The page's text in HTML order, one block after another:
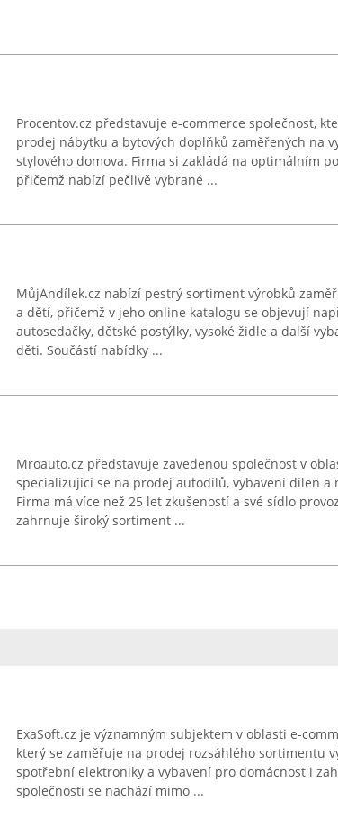
Procentov.cz představuje e-commerce společnost,
prodej nábytku a bytových doplňků zaměřených na
stylového domova. Firma si zakládá na optimálním
přičemž nabízí pečlivě vybrané ...
MůjAndílek.cz nabízí pestrý sortiment výrobků
a dětí, přičemž v jeho online katalogu se objevují
autosedačky, dětské postýlky, vysoké židle a další
děti. Součástí nabídky ...
Mroauto.cz představuje zavedenou společnost v
specializující se na prodej autodílů, vybavení dílen a
Firma má více než 25 let zkušeností a své sídlo
zahrnuje široký sortiment ...
ExaSoft.cz je významným subjektem v oblasti e-
který se zaměřuje na prodej rozsáhlého sortimentu
spotřební elektroniky a vybavení pro domácnost i
společnosti se nachází mimo ...